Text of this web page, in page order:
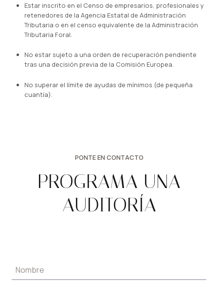
Estar inscrito en el Censo de empresarios, profesionales y
retenedores de la Agencia Estatal de Administración
Tributaria o en el censo equivalente de la Administración
Tributaria Foral.
No estar sujeto a una orden de recuperación pendiente
tras una decisión previa de la Comisión Europea.
No superar el límite de ayudas de mínimos (de pequeña
cuantía).
PONTE EN CONTACTO
PROGRAMA UNA
AUDITORÍA
Nombre